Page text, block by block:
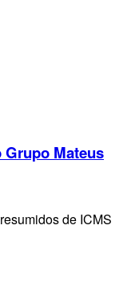
Grupo Mateus
de ICMS